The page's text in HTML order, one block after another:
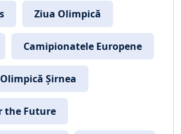
Ziua Olimpică
Camipionatele Europene
Șirnea
the Future